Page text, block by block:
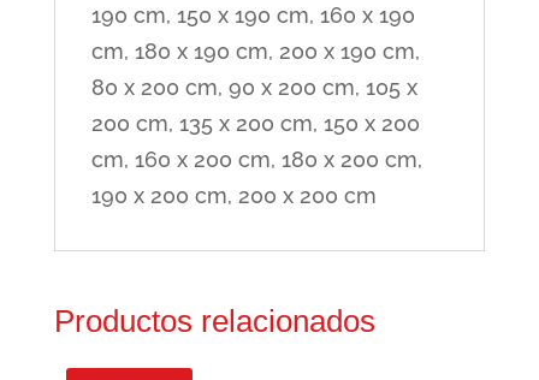
190 cm, 150 x 190 cm, 160 x 190
cm, 180 x 190 cm, 200 x 190 cm,
80 x 200 cm, 90 x 200 cm, 105 x
200 cm, 135 x 200 cm, 150 x 200
cm, 160 x 200 cm, 180 x 200 cm,
190 x 200 cm, 200 x 200 cm
Productos relacionados